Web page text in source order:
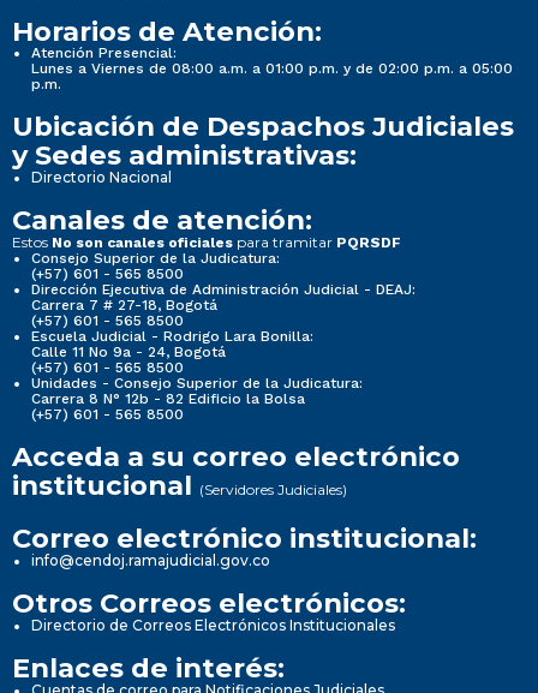
Horarios de Atención:
Atención Presencial:
Lunes a Viernes de 08:00 a.m. a 01:00 p.m. y de 02:00 p.m. a 05:00
p.m.
Ubicación de Despachos Judiciales
y Sedes administrativas:
Directorio Nacional
Canales de atención:
Estos No son canales oficiales para tramitar PQRSDF
Consejo Superior de la Judicatura:
(+57) 601 - 565 8500
Dirección Ejecutiva de Administración Judicial - DEAJ:
Carrera 7 # 27-18, Bogotá
(+57) 601 - 565 8500
Escuela Judicial - Rodrigo Lara Bonilla:
Calle 11 No 9a - 24, Bogotá
(+57) 601 - 565 8500
Unidades - Consejo Superior de la Judicatura:
Carrera 8 N° 12b - 82 Edificio la Bolsa
(+57) 601 - 565 8500
Acceda a su correo electrónico
institucional (Servidores Judiciales)
Correo electrónico institucional:
info@cendoj.ramajudicial.gov.co
Otros Correos electrónicos:
Directorio de Correos Electrónicos Institucionales
Enlaces de interés: